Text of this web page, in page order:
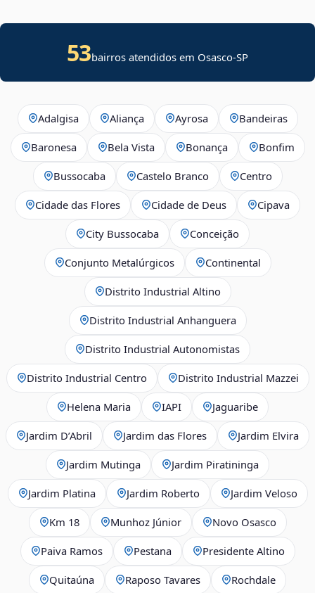
53bairros atendidos em Osasco-SP
Adalgisa Aliança Ayrosa Bandeiras
Baronesa Bela Vista Bonança Bonfim
Bussocaba Castelo Branco Centro
Cidade das Flores Cidade de Deus Cipava
City Bussocaba Conceição
Conjunto Metalúrgicos Continental
Distrito Industrial Altino
Distrito Industrial Anhanguera
Distrito Industrial Autonomistas
Distrito Industrial Centro Distrito Industrial Mazzei
Helena Maria IAPI Jaguaribe
Jardim D’Abril Jardim das Flores Jardim Elvira
Jardim Mutinga Jardim Piratininga
Jardim Platina Jardim Roberto Jardim Veloso
Km 18 Munhoz Júnior Novo Osasco
Paiva Ramos Pestana Presidente Altino
Quitaúna Raposo Tavares Rochdale